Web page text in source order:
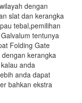
dengan
slat dan kerangka
tebal,pemilihan
tentunya
Folding Gate
kerangka
anda
anda dapat
bahkan ekstra